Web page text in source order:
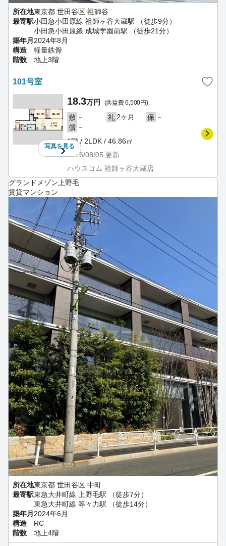
所在地東京都 世田谷区 祖師谷
最寄駅小田急小田原線 祖師ヶ谷大蔵駅 （徒歩9分）
小田急小田原線 成城学園前駅 （徒歩21分）
築年月 2024年8月
構造
軽量鉄骨
階数
地上3階
101号室
写真を見る
18.3万円 (共益費 6,500円)
敷 － 礼2ヶ月 保 －
償 －
1階 / 2LDK / 46.86㎡
2026/08/05 更新
ハウスコム 祖師ヶ谷大蔵店
グランドメゾン上野毛
賃貸マンション
所在地東京都 世田谷区 中町
最寄駅東急大井町線 上野毛駅 （徒歩7分）
東急大井町線 等々力駅 （徒歩14分）
築年月 2024年6月
構造
RC
階数
地上4階